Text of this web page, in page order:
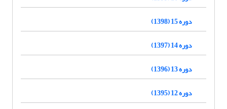
دوره 15 (1398)
دوره 14 (1397)
دوره 13 (1396)
دوره 12 (1395)